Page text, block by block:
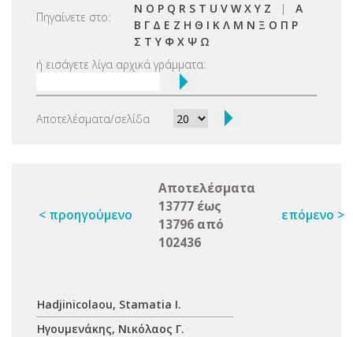
Πηγαίνετε στο:
N O P Q R S T U V W X Y Z | Α
Β Γ Δ Ε Ζ Η Θ Ι Κ Λ Μ Ν Ξ Ο Π Ρ
Σ Τ Υ Φ Χ Ψ Ω
ή εισάγετε λίγα αρχικά γράμματα:
Αποτελέσματα/σελίδα
< προηγούμενο
Αποτελέσματα
13777 έως
13796 από
102436
επόμενο >
Ηadjinicolaou, Stamatia I.
Ηγουμενάκης, Νικόλαος Γ.